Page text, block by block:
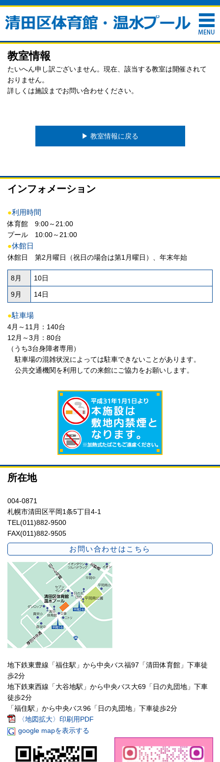
教室情報
たいへん申し訳ございません。現在、該当する教室は開催されて
おりません。
詳しくは施設までお問い合わせください。
▶︎ 教室情報に戻る
インフォメーション
●利用時間
体育館 9:00～21:00
プール 10:00～21:00
●休館日
休館日 第2月曜日（祝日の場合は第1月曜日）、年末年始
8月 10日
9月 14日
●駐車場
4月～11月：140台
12月～3月：80台
（うち3台身障者専用）
駐車場の混雑状況によっては駐車できないことがあります。
公共交通機関を利用しての来館にご協力をお願いします。
所在地
004-0871
札幌市清田区平岡1条5丁目4-1
TEL(011)882-9500
FAX(011)882-9505
お問い合わせはこちら
地下鉄東豊線「福住駅」から中央バス福97「清田体育館」下車徒
歩2分
地下鉄東西線「大谷地駅」から中央バス大69「日の丸団地」下車
徒歩2分
「福住駅」から中央バス96「日の丸団地」下車徒歩2分
〈地図拡大〉印刷用PDF
google mapを表示する